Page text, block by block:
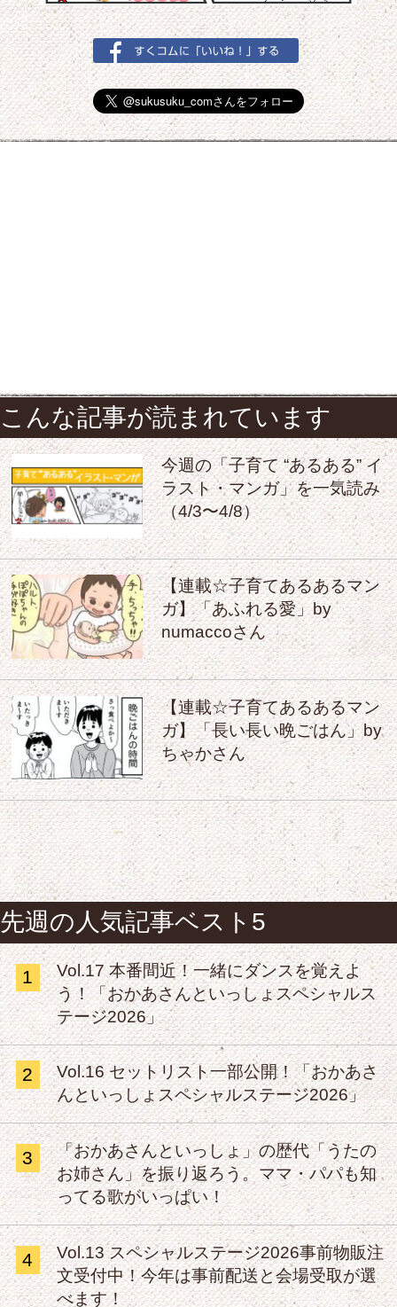
こんな記事が読まれています
今週の「子育て “あるある” イ
ラスト・マンガ」を一気読み
（4/3〜4/8）
【連載☆子育てあるあるマン
ガ】「あふれる愛」by
numaccoさん
【連載☆子育てあるあるマン
ガ】「長い長い晩ごはん」by
ちゃかさん
先週の人気記事ベスト5
1
Vol.17 本番間近！一緒にダンスを覚えよ
う！「おかあさんといっしょスペシャルス
テージ2026」
2
Vol.16 セットリスト一部公開！「おかあさ
んといっしょスペシャルステージ2026」
3
「おかあさんといっしょ」の歴代「うたの
お姉さん」を振り返ろう。ママ・パパも知
ってる歌がいっぱい！
4
Vol.13 スペシャルステージ2026事前物販注
文受付中！今年は事前配送と会場受取が選
べます！